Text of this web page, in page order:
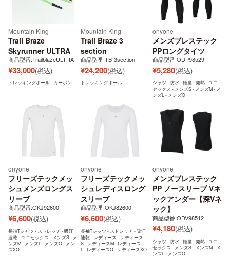
Mountain King
Trail Braze
Skyrunner ULTRA
商品型番:TrailblazeULTRA
¥33,000(税込)
トレッキングポール - カーボン
Mountain King
Trail Braze 3
section
商品型番:TB-3section
¥24,200(税込)
トレッキングポール
onyone
メンズブレステック
PPロングタイツ
商品型番:ODP98529
¥5,280(税込)
シャツ - 防水 - 軽量 - 発熱 - ユニ
セックス - メンズS - メンズM - メ
ンズL - メンズO
onyone
フリーズテックメッ
シュメンズロングス
リーブ
商品型番:OKJ92600
¥6,600(税込)
長袖Tシャツ - ストレッチ - 吸汗
速乾 - ユニセックス - メンズS - メ
ンズM - メンズL - メンズO - メン
ズXO
onyone
フリーズテックメッ
シュレディスロング
スリーブ
商品型番:OKJ82600
¥6,600(税込)
長袖Tシャツ - ストレッチ - 吸汗
速乾 - レディース - レディース
S - レディースM - レディース
L - レディースO - レディースXO
onyone
メンズブレステック
PP ノースリーブ Vネ
ックアンダー【深Vネ
ック】
商品型番:ODV98512
¥4,180(税込)
シャツ - 防水 - 軽量 - 発熱 - ユニ
セックス - メンズS - メンズM - メ
ンズL - メンズO